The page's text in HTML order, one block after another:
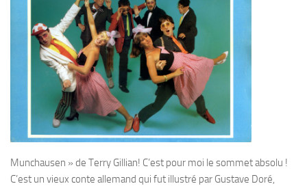
Munchausen » de Terry Gillian! C’est pour moi le sommet absolu !
C’est un vieux conte allemand qui fut illustré par Gustave Doré,